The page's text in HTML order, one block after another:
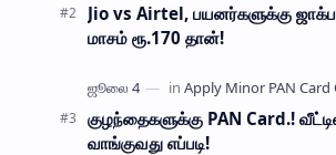
Jio vs Airtel, பயனர்களுக்கு
மாசம் ரூ.170 தான்!
குழந்தைகளுக்கு PAN Card.!
வாங்குவது எப்படி!